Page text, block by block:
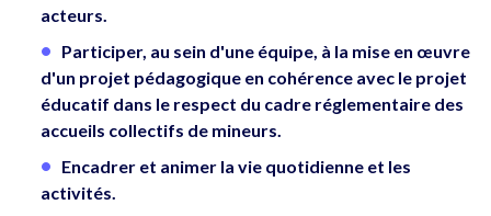
acteurs.
Participer, au sein d'une équipe, à la mise en œuvre
d'un projet pédagogique en cohérence avec le projet
éducatif dans le respect du cadre réglementaire des
accueils collectifs de mineurs.
Encadrer et animer la vie quotidienne et les
activités.